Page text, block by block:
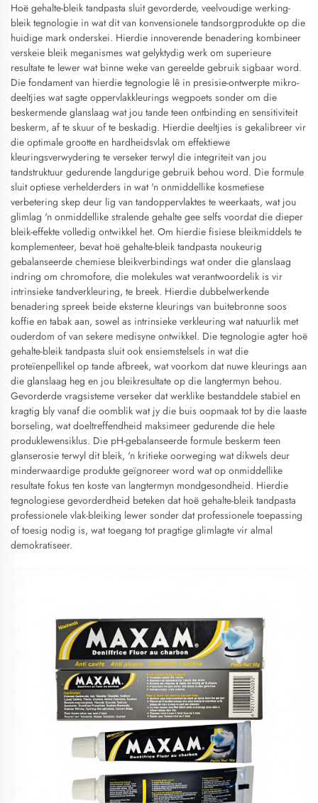
Hoë gehalte-bleik tandpasta sluit gevorderde, veelvoudige werking-
bleik tegnologie in wat dit van konvensionele tandsorgprodukte op die
huidige mark onderskei. Hierdie innoverende benadering kombineer
verskeie bleik meganismes wat gelyktydig werk om superieure
resultate te lewer wat binne weke van gereelde gebruik sigbaar word.
Die fondament van hierdie tegnologie lê in presisie-ontwerpte mikro-
deeltjies wat sagte oppervlakkleurings wegpoets sonder om die
beskermende glanslaag wat jou tande teen ontbinding en sensitiviteit
beskerm, af te skuur of te beskadig. Hierdie deeltjies is gekalibreer vir
die optimale grootte en hardheidsvlak om effektiewe
kleuringsverwydering te verseker terwyl die integriteit van jou
tandstruktuur gedurende langdurige gebruik behou word. Die formule
sluit optiese verhelderders in wat 'n onmiddellike kosmetiese
verbetering skep deur lig van tandoppervlaktes te weerkaats, wat jou
glimlag 'n onmiddellike stralende gehalte gee selfs voordat die dieper
bleik-effekte volledig ontwikkel het. Om hierdie fisiese bleikmiddels te
komplementeer, bevat hoë gehalte-bleik tandpasta noukeurig
gebalanseerde chemiese bleikverbindings wat onder die glanslaag
indring om chromofore, die molekules wat verantwoordelik is vir
intrinsieke tandverkleuring, te breek. Hierdie dubbelwerkende
benadering spreek beide eksterne kleurings van buitebronne soos
koffie en tabak aan, sowel as intrinsieke verkleuring wat natuurlik met
ouderdom of van sekere medisyne ontwikkel. Die tegnologie agter hoë
gehalte-bleik tandpasta sluit ook ensiemstelsels in wat die
proteïenpellikel op tande afbreek, wat voorkom dat nuwe kleurings aan
die glanslaag heg en jou bleikresultate op die langtermyn behou.
Gevorderde vragsisteme verseker dat werklike bestanddele stabiel en
kragtig bly vanaf die oomblik wat jy die buis oopmaak tot by die laaste
borseling, wat doeltreffendheid maksimeer gedurende die hele
produklewensiklus. Die pH-gebalanseerde formule beskerm teen
glanserosie terwyl dit bleik, 'n kritieke oorweging wat dikwels deur
minderwaardige produkte geïgnoreer word wat op onmiddellike
resultate fokus ten koste van langtermyn mondgesondheid. Hierdie
tegnologiese gevorderdheid beteken dat hoë gehalte-bleik tandpasta
professionele vlak-bleiking lewer sonder dat professionele toepassing
of toesig nodig is, wat toegang tot pragtige glimlagte vir almal
demokratiseer.